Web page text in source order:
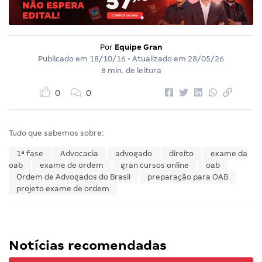
Por Equipe Gran
Publicado em 18/10/16 • Atualizado em 28/05/26
8 min. de leitura
0 0
Tudo que sabemos sobre:
1ª fase Advocacia advogado direito
exame da
oab
exame de ordem gran cursos online
oab
Ordem de Advogados do Brasil
preparação para OAB
projeto exame de ordem
Notícias recomendadas